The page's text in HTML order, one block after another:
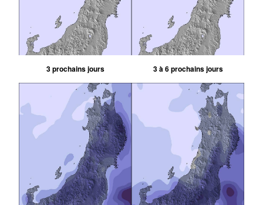
3 prochains jours 3 à 6 prochains jours